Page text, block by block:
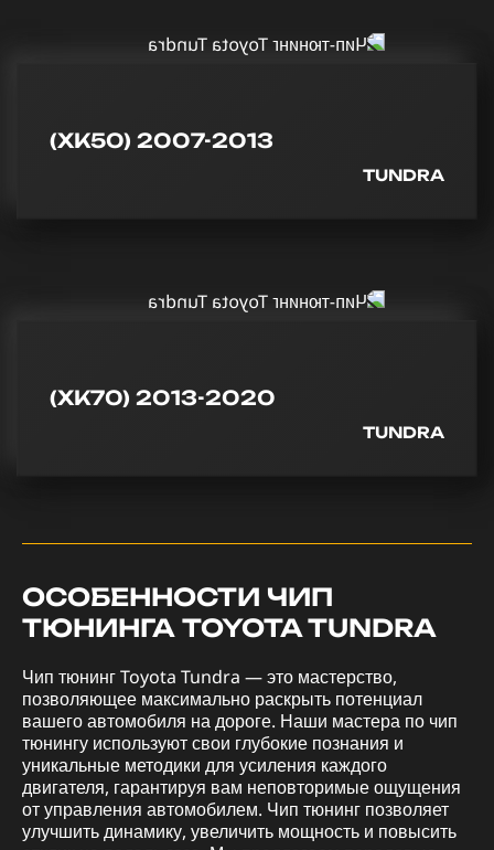
(XK50) 2007-2013
TUNDRA
(XK70) 2013-2020
TUNDRA
ОСОБЕННОСТИ ЧИП
ТЮНИНГА TOYOTA TUNDRA
Чип тюнинг Toyota Tundra — это мастерство,
позволяющее максимально раскрыть потенциал
вашего автомобиля на дороге. Наши мастера по чип
тюнингу используют свои глубокие познания и
уникальные методики для усиления каждого
двигателя, гарантируя вам неповторимые ощущения
от управления автомобилем. Чип тюнинг позволяет
улучшить динамику, увеличить мощность и повысить